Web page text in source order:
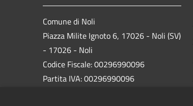
Comune di Noli
Piazza Milite Ignoto 6, 17026 - Noli (SV)
- 17026 - Noli
Codice Fiscale: 00296990096
Partita IVA: 00296990096